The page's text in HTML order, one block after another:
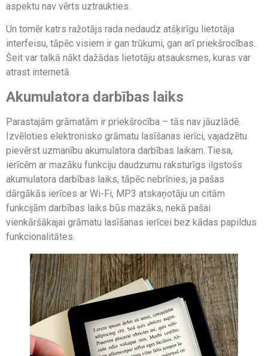
aspektu nav vērts uztraukties.
Un tomēr katrs ražotājs rada nedaudz atšķirīgu lietotāja
interfeisu, tāpēc visiem ir gan trūkumi, gan arī priekšrocības.
Šeit var talkā nākt dažādas lietotāju atsauksmes, kuras var
atrast internetā.
Akumulatora darbības laiks
Parastajām grāmatām ir priekšrocība – tās nav jāuzlādē.
Izvēloties elektronisko grāmatu lasīšanas ierīci, vajadzētu
pievērst uzmanību akumulatora darbības laikam. Tiesa,
ierīcēm ar mazāku funkciju daudzumu raksturīgs ilgstošs
akumulatora darbības laiks, tāpēc nebrīnies, ja pašas
dārgākās ierīces ar Wi-Fi, MP3 atskaņotāju un citām
funkcijām darbības laiks būs mazāks, nekā pašai
vienkāršākajai grāmatu lasīšanas ierīcei bez kādas papildus
funkcionalitātes.